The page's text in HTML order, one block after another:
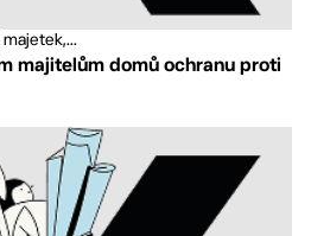
majitelům domů ochranu proti